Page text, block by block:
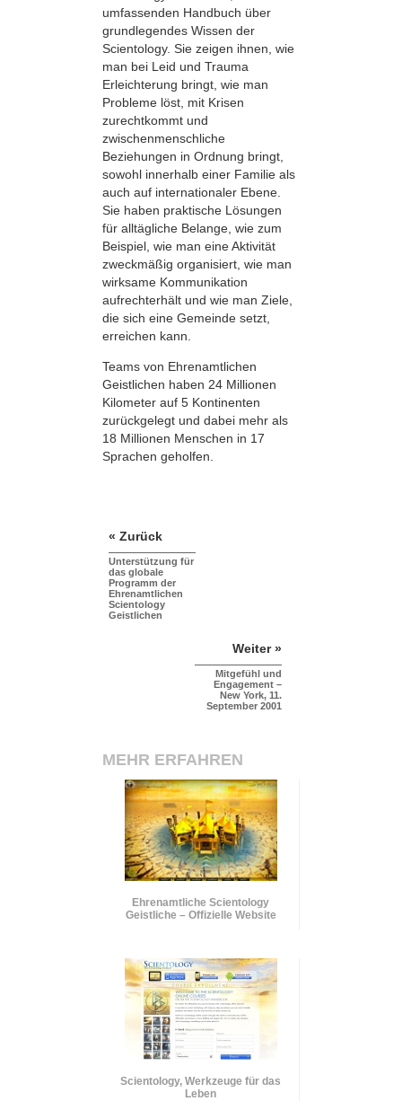
umfassenden Handbuch über
grundlegendes Wissen der
Scientology. Sie zeigen ihnen, wie
man bei Leid und Trauma
Erleichterung bringt, wie man
Probleme löst, mit Krisen
zurechtkommt und
zwischenmenschliche
Beziehungen in Ordnung bringt,
sowohl innerhalb einer Familie als
auch auf internationaler Ebene.
Sie haben praktische Lösungen
für alltägliche Belange, wie zum
Beispiel, wie man eine Aktivität
zweckmäßig organisiert, wie man
wirksame Kommunikation
aufrechterhält und wie man Ziele,
die sich eine Gemeinde setzt,
erreichen kann.
Teams von Ehrenamtlichen
Geistlichen haben 24 Millionen
Kilometer auf 5 Kontinenten
zurückgelegt und dabei mehr als
18 Millionen Menschen in 17
Sprachen geholfen.
« Zurück
Unterstützung für
das globale
Programm der
Ehrenamtlichen
Scientology
Geistlichen
Weiter »
Mitgefühl und
Engagement –
New York, 11.
September 2001
MEHR ERFAHREN
Ehrenamtliche Scientology
Geistliche – Offizielle Website
Scientology, Werkzeuge für das
Leben